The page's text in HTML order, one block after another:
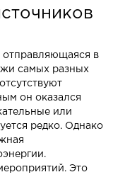
отправляющаяся в
самых разных
он оказался
или
редко. Однако
Это